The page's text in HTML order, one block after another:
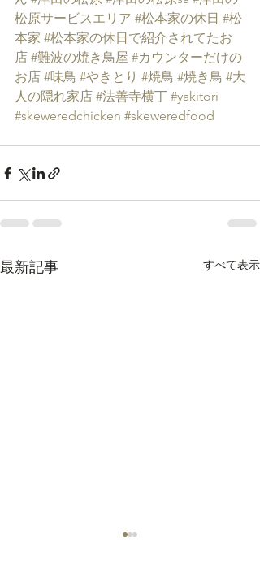
松原サービスエリア #松本家の休日 #松
本家 #松本家の休日で紹介されてたお
店 #難波の焼き鳥屋 #カウンターだけの
お店 #味鳥 #やきとり #焼鳥 #焼き鳥 #大
人の隠れ家店 #法善寺横丁 #yakitori
#skeweredchicken #skeweredfood
最新記事 すべて表示